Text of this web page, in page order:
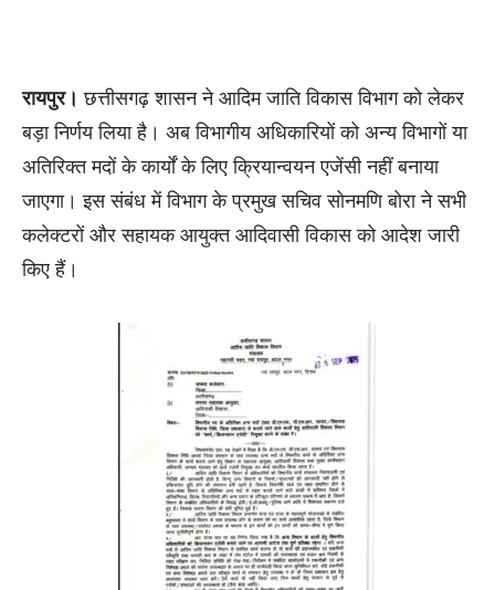
रायपुर। छत्तीसगढ़ शासन ने आदिम जाति विकास विभाग को लेकर
बड़ा निर्णय लिया है। अब विभागीय अधिकारियों को अन्य विभागों या
अतिरिक्त मदों के कार्यों के लिए क्रियान्वयन एजेंसी नहीं बनाया
जाएगा। इस संबंध में विभाग के प्रमुख सचिव सोनमणि बोरा ने सभी
कलेक्टरों और सहायक आयुक्त आदिवासी विकास को आदेश जारी
किए हैं।